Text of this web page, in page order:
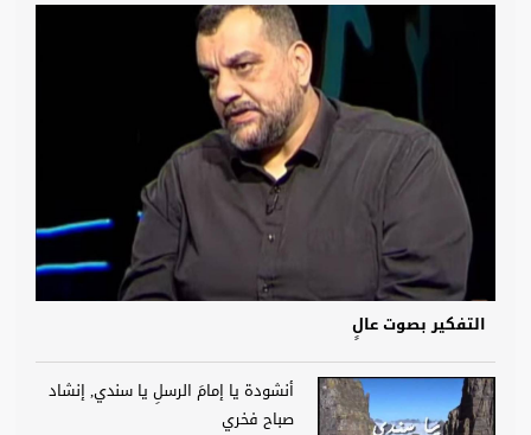
التفكير بصوت عالٍ
أنشودة يا إمامَ الرسلِ يا سندي, إنشاد
صباح فخري